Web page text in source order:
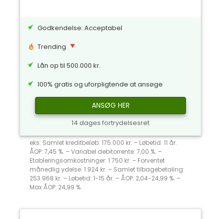
Godkendelse: Acceptabel
Trending
Lån op til 500.000 kr.
100% gratis og uforpligtende at ansøge
ANSØG HER
14 dages fortrydelsesret
eks: Samlet kreditbeløb: 175.000 kr. – Løbetid: 11 år.
ÅOP: 7,45 %. – Variabel debitorrente: 7,00 %. –
Etableringsomkostninger: 1.750 kr. – Forventet
månedlig ydelse: 1.924 kr. – Samlet tilbagebetaling:
253.968 kr. – Løbetid: 1-15 år. – ÅOP: 2,04-24,99 %. –
Max ÅOP: 24,99 %.